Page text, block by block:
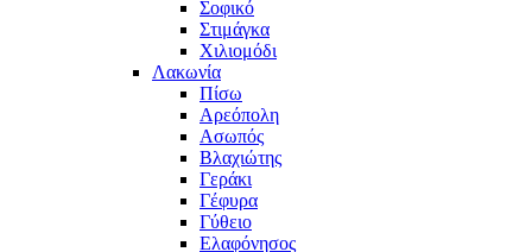
Σοφικό
Στιμάγκα
Χιλιομόδι
Λακωνία
Πίσω
Αρεόπολη
Ασωπός
Βλαχιώτης
Γεράκι
Γέφυρα
Γύθειο
Ελαφόνησος